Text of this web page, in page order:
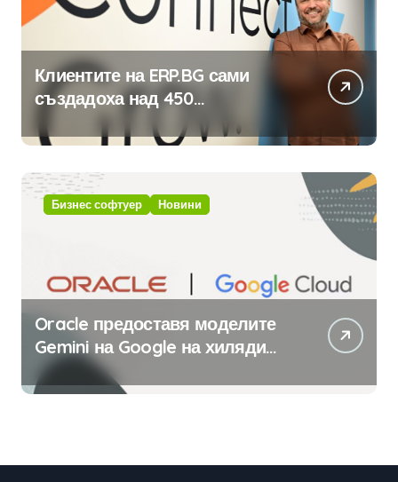
Клиентите на ERP.BG сами
създадоха над 450
приложения за ERP системата
с помощта на вградения в нея
изкуствен интелект
Бизнес софтуер Новини
Oracle предоставя моделите
Gemini на Google на хиляди
клиенти на бизнес
приложения